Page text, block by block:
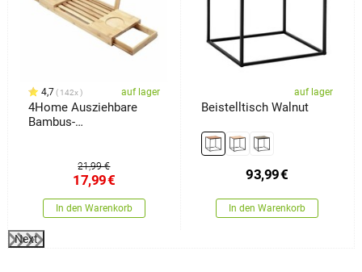
4,7 142x auf lager
4Home Ausziehbare
Bambus-
21,99 €
17,99€
In den Warenkorb
auf lager
Beistelltisch Walnut
93,99€
In den Warenkorb
Next